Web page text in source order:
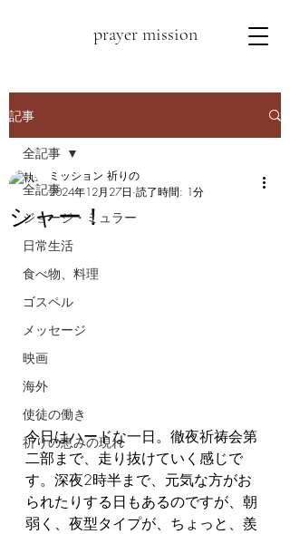
prayer mission
記事
全記事
ジョージ・ミュラー
日常生活
食べ物、料理
ゴスペル
メッセージ
映画
海外
使徒の働き
祈りの恵みの現れ
全記事
シャー！
ミッション 祈りの
2024年12月27日 読了時間: 1分
今日はハードな一日。徹夜祈祷会第
二部まで、走り抜けていく感じで
す。深夜2時半まで、元気な方がお
られたりする日もあるのですが、朝
弱く、夜型タイプが、ちょっと、羨